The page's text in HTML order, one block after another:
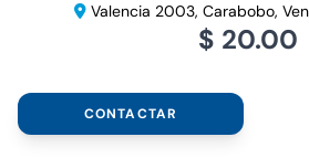
Valencia 2003, Carabobo,
$ 20.00
CONTACTAR